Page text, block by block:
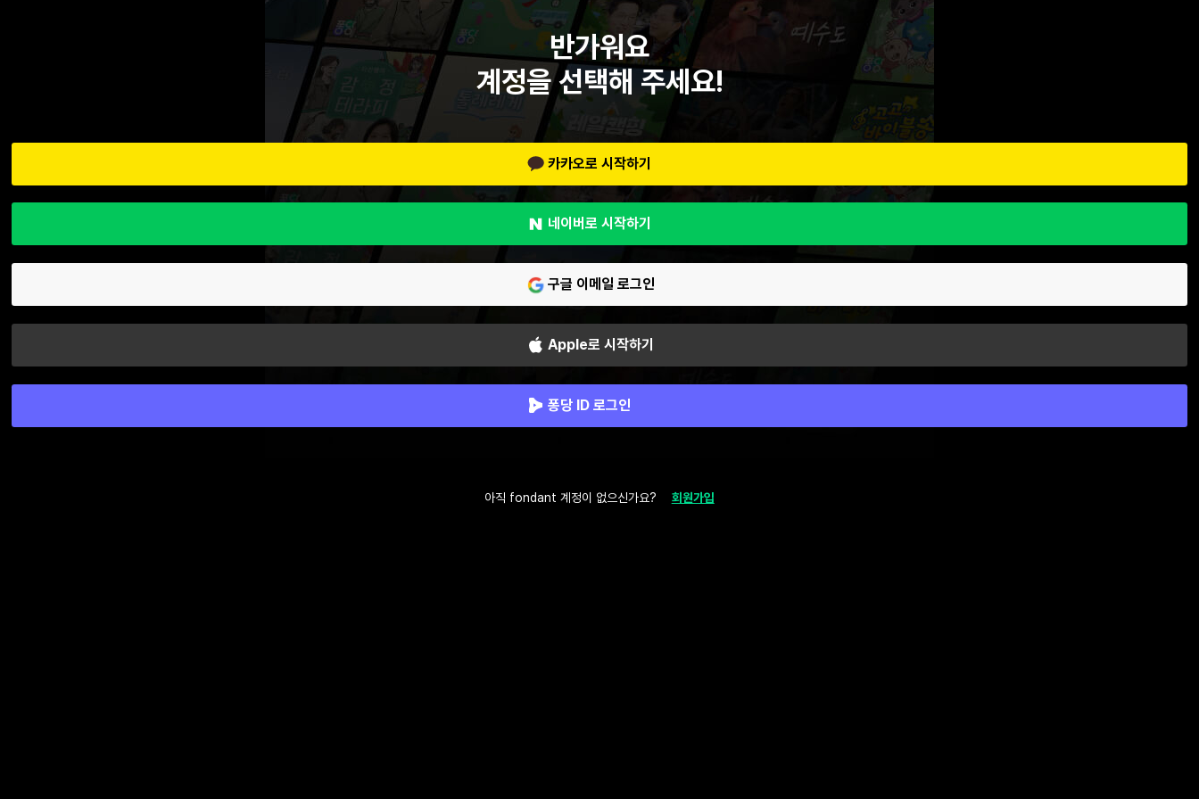
반가워요
계정을 선택해 주세요!
카카오로 시작하기
네이버로 시작하기
구글 이메일 로그인
Apple로 시작하기
퐁당 ID 로그인
아직 fondant 계정이 없으신가요? 회원가입